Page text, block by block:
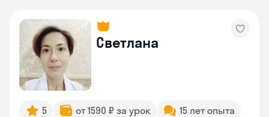
Светлана
5 от 1590 ₽ за урок
15 лет опыта